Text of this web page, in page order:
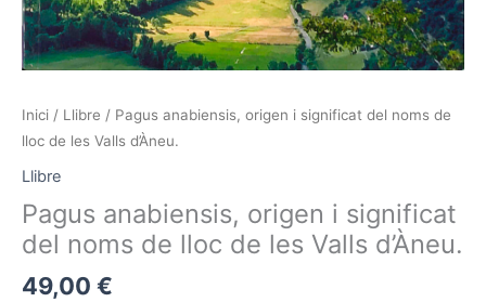
Inici / Llibre / Pagus anabiensis, origen i significat del noms de
lloc de les Valls d’Àneu.
Llibre
Pagus anabiensis, origen i significat
del noms de lloc de les Valls d’Àneu.
49,00 €